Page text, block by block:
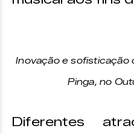
Inovação e sofisticação
Pinga, no
Diferentes